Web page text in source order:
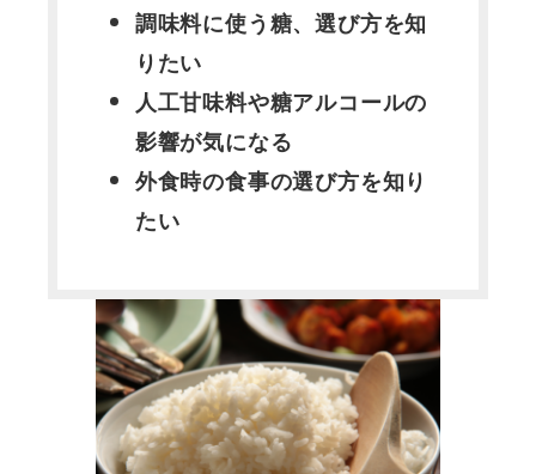
調味料に使う糖、選び方を知
りたい
人工甘味料や糖アルコールの
影響が気になる
外食時の食事の選び方を知り
たい